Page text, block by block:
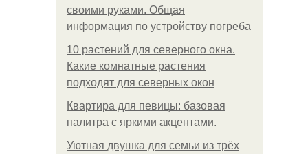
своими руками. Общая
информация по устройству погреба
10 растений для северного окна.
Какие комнатные растения
подходят для северных окон
Квартира для певицы: базовая
палитра с яркими акцентами.
Уютная двушка для семьи из трёх